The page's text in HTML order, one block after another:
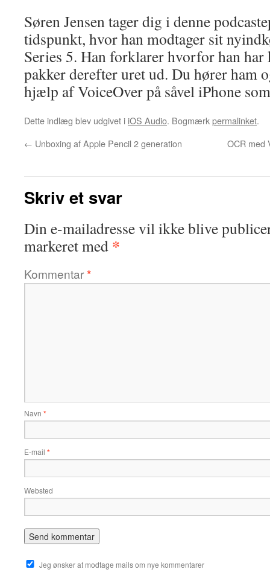
Søren Jensen tager dig i denne
tidspunkt, hvor han modtager sit
Series 5. Han forklarer hvorfor han har
pakker derefter uret ud. Du hører ham
hjælp af VoiceOver på såvel iPhone
Dette indlæg blev udgivet i iOS Audio. Bogmærkpermalinket.
← Unboxing af Apple Pencil 2 generation OCR med
Skriv et svar
Din e-mailadresse vil ikke blive
markeret med *
Kommentar*
Navn *
E-mail *
Websted
Jeg ønsker at modtage mails om nye kommentarer